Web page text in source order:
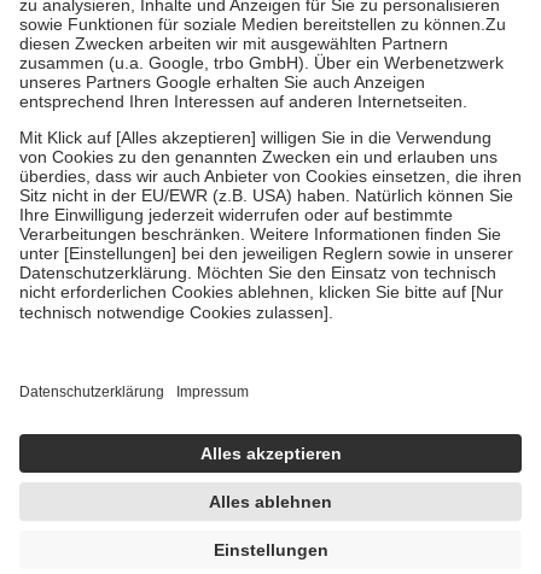
Bei Heilmitteln und häuslicher Krankenpflege beträgt die
Zuzahlung zehn Prozent der Kosten sowie zehn Euro je
Verordnung.
Um das Engagement der Versicherten für ihre eigene Gesundheit zu
stärken und die besondere Stellung der Familie zu unterstützen,
fallenkeine Zuzahlungenan bei:
• Kindern und Jugendlichen bis zum vollendeten 18. Lebensjahr
mit Ausnahme der Fahrkosten
• Untersuchungen zur Vorsorge und Früherkennung, die von der
GKV getragen werden
• empfohlenen Schutzimpfungen
• Harn- und Blutteststreifen
getroffen, um sicherzustellen, dass es sich um echte Bewertungen
https://help.etrusted.com/hc/de/articles/4419944605341
Einige Bilder und Inhalte wurden unter Zuhilfenahme künstlicher